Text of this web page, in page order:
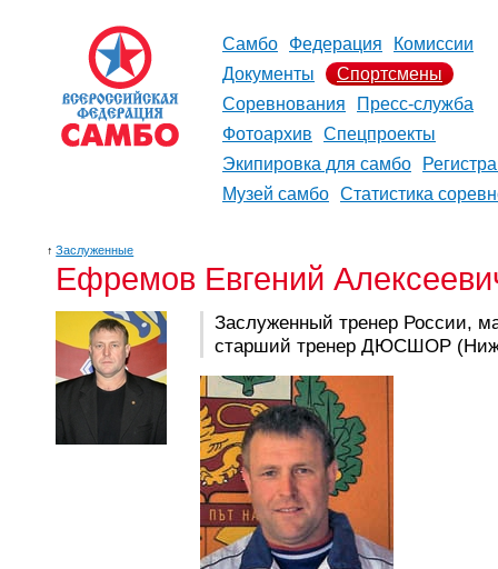
Самбо Федерация
Комиссии
Документы
Спортсмены
Соревнования
Пресс-служба
Фотоархив
Спецпроекты
Экипировка для самбо
Музей самбо Статистика
↑ Заслуженные
Ефремов Евгений
Заслуженный тренер России,
старший тренер ДЮСШОР